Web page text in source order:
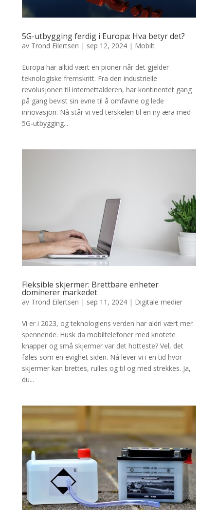
5G-utbygging ferdig i Europa: Hva betyr det?
av Trond Eilertsen | sep 12, 2024| Mobilt
Europa har alltid vært en pioner når det gjelder
teknologiske fremskritt. Fra den industrielle
revolusjonen til internettalderen, har kontinentet gang
på gang bevist sin evne til å omfavne og lede
innovasjon. Nå står vi ved terskelen til en ny æra med
5G-utbygging...
Fleksible skjermer: Brettbare enheter
dominerer markedet
av Trond Eilertsen | sep 11, 2024| Digitale medier
Vi er i 2023, og teknologiens verden har aldri vært mer
spennende. Husk da mobiltelefoner med knotete
knapper og små skjermer var det hotteste? Vel, det
føles som en evighet siden. Nå lever vi i en tid hvor
skjermer kan brettes, rulles og til og med strekkes. Ja,
du...